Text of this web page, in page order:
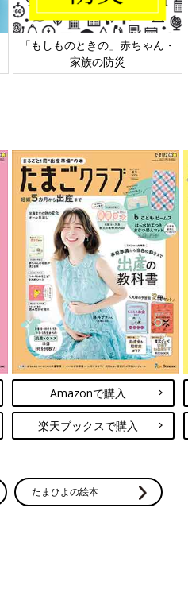
「もしものときの」赤ちゃん・
家族の防災
Amazonで購入
楽天ブックスで購入
たまひよの絵本